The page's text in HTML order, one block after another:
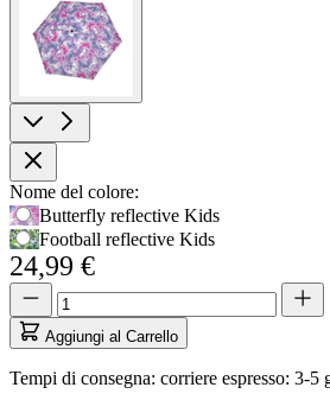
larger
image
Opzioni
prodotto
Nome del colore:
Usa
il
tasto
Tab
per
accedere
alla
opzione,
Butterfly reflective Kids
Football reflective Kids
24,99 €
Quantità
aggiornata
1
Quantità
Aggiungi al Carrello
Tempi di consegna: corriere espresso: 3-